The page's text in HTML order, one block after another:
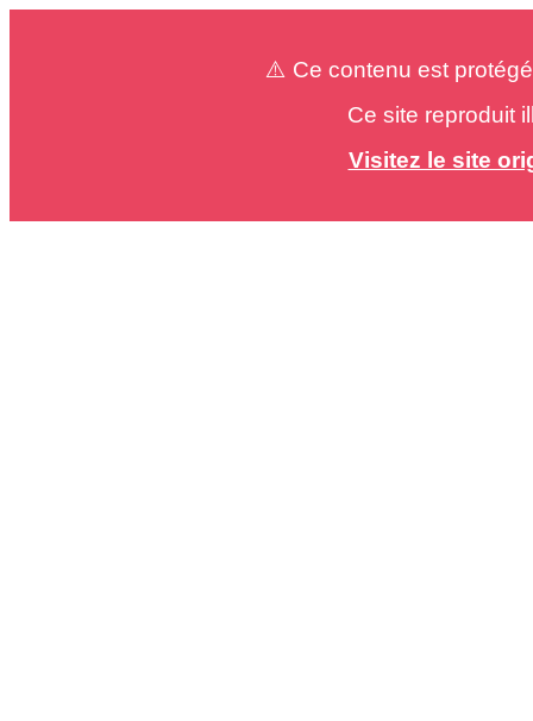
⚠️ Ce contenu est
Ce site reproduit
Visitez le site